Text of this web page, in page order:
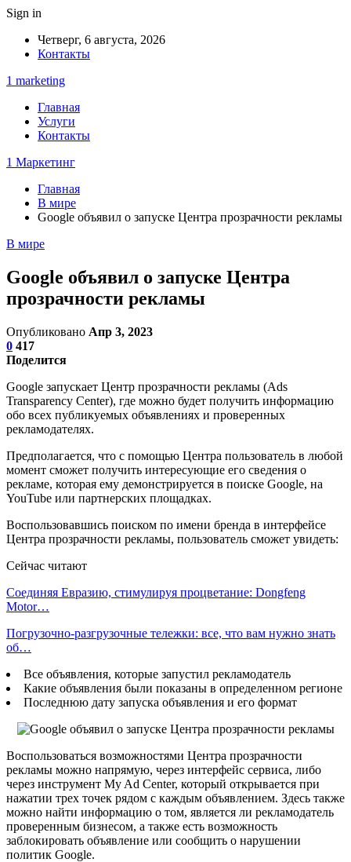
Sign in
Четверг, 6 августа, 2026
Контакты
1 marketing
Главная
Услуги
Контакты
1 Маркетинг
Главная
В мире
Google объявил о запуске Центра прозрачности рекламы
В мире
Google объявил о запуске Центра
прозрачности рекламы
Опубликовано Апр 3, 2023
0 417
Поделится
Google запускает Центр прозрачности рекламы (Ads
Transparency Center), где можно будет получить информацию
обо всех публикуемых объявлениях и проверенных
рекламодателях.
Предполагается, что с помощью Центра пользователь в любой
момент сможет получить интересующие его сведения о
рекламе, которая ему демонстрируется в поиске Google, на
YouTube или партнерских площадках.
Воспользовавшись поиском по имени бренда в интерфейсе
Центра прозрачности рекламы, пользователь сможет увидеть:
Сейчас читают
Соединяя Евразию, стимулируя процветание: Dongfeng
Motor…
Погрузочно-разгрузочные тележки: все, что вам нужно знать
об…
Все объявления, которые запустил рекламодатель
Какие объявления были показаны в определенном регионе
Последнюю дату запуска объявления и его формат
Воспользоваться возможностями Центра прозрачности
рекламы можно напрямую, через интерфейс сервиса, либо
через инструмент My Ad Center, который открывается при
нажатии трех точек рядом с каждым объявлением. Здесь также
можно найти информацию о том, является ли рекламодатель
проверенным бизнесом, а также есть возможность
заблокировать объявление или сообщить о нарушении
политик Google.